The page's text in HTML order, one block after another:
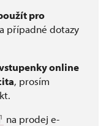
pro
případné dotazy
online
, prosím
na prodej e-